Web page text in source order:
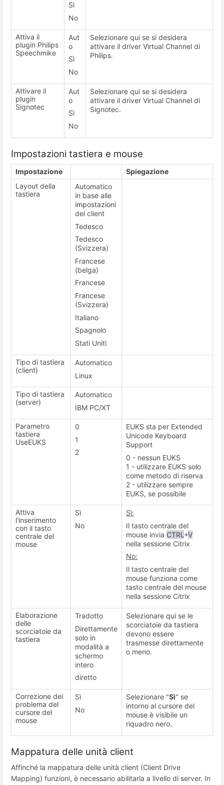
Sì
No
Attiva il
plugin Philips
Speechmike
Aut
o
Sì
No
Selezionare qui se si desidera
attivare il driver Virtual Channel di
Philips.
Attivare il
plugin
Signotec
Aut
o
Sì
No
Selezionare qui se si desidera
attivare il driver Virtual Channel di
Signotec.
Impostazioni tastiera e mouse
Impostazione
Spiegazione
Layout della
tastiera
Automatico
in base alle
impostazioni
del client
Tedesco
Tedesco
(Svizzera)
Francese
(belga)
Francese
Francese
(Svizzera)
Italiano
Spagnolo
Stati Uniti
Tipo di tastiera
(client)
Automatico
Linux
Tipo di tastiera
(server)
Automatico
IBM PC/XT
Parametro
tastiera
UseEUKS
0
1
2
EUKS sta per Extended
Unicode Keyboard
Support
0 - nessun EUKS
1 - utilizzare EUKS solo
come metodo di riserva
2 - utilizzare sempre
EUKS, se possibile
Attiva
l'inserimento
con il tasto
centrale del
mouse
Sì
No
Sì:
Il tasto centrale del
mouse invia CTRL +V
nella sessione Citrix
No:
Il tasto centrale del
mouse funziona come
tasto centrale del mouse
nella sessione Citrix
Elaborazione
delle
scorciatoie da
tastiera
Tradotto
Direttamente
solo in
modalità a
schermo
intero
diretto
Selezionare qui se le
scorciatoie da tastiera
devono essere
trasmesse direttamente
o meno.
Correzione del
problema del
cursore del
mouse
Sì
No
Selezionare "Sì" se
intorno al cursore del
mouse è visibile un
riquadro nero.
Mappatura delle unità client
Affinché la mappatura delle unità client (Client Drive
Mapping) funzioni, è necessario abilitarla a livello di server. In